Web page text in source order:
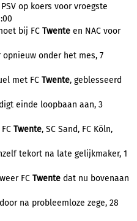
op koers voor vroegste
bij FC Twente en NAC voor
onder het mes, 7
met FC Twente, geblesseerd
einde loopbaan aan, 3
Twente, SC Sand, FC Köln,
tekort na late gelijkmaker, 1
FC Twente dat nu bovenaan
na probleemloze zege, 28